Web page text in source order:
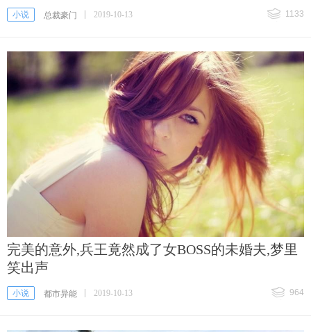
小说 总裁豪门 2019-10-13 1133
完美的意外,兵王竟然成了女BOSS的未婚夫,梦里
笑出声
小说 都市异能 2019-10-13 964